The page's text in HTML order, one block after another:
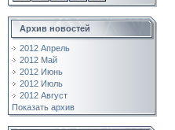
Архив новостей
2012 Апрель
2012 Май
2012 Июнь
2012 Июль
2012 Август
Показать архив